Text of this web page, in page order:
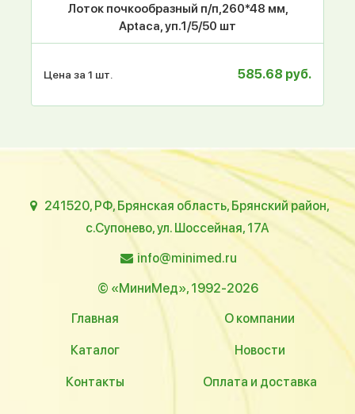
Лоток почкообразный п/п,260*48 мм,
Aptaca, уп.1/5/50 шт
Цена за 1 шт. 585.68 руб.
241520, РФ, Брянская область, Брянский район,
с.Супонево, ул. Шоссейная, 17А
info@minimed.ru
© «МиниМед», 1992-2026
Главная
О компании
Каталог Новости
Контакты Оплата и доставка